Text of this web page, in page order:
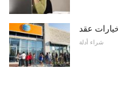
شراء أدلة